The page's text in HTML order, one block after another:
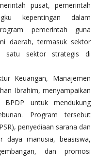
pusat, pemerintah
kepentingan dalam
pemerintah guna
daerah, termasuk sektor
satu sektor strategis di
Keuangan, Manajemen
Ibrahim, menyampaikan
untuk mendukung
Program tersebut
penyediaan sarana dan
daya manusia, beasiswa,
dan promosi